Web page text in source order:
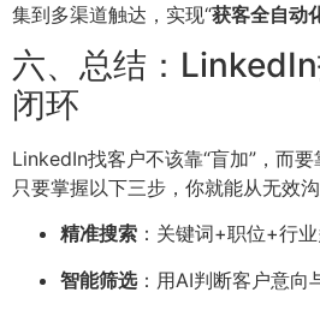
集到多渠道触达，实现“获客全自动
六、总结：
闭环
LinkedIn找客户不该靠“盲加”，而要
只要掌握以下三步，你就能从无效
精准搜索 ：关键词+职位+行业
智能筛选：用AI判断客户意向